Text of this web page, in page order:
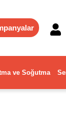
ve Soğutma